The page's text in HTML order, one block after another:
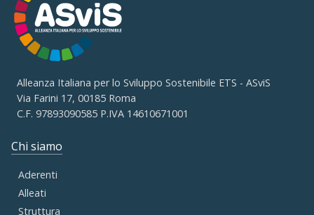
Alleanza Italiana per lo Sviluppo Sostenibile ETS - ASviS
Via Farini 17, 00185 Roma
C.F. 97893090585 P.IVA 14610671001
Chi siamo
Aderenti
Alleati
Struttura